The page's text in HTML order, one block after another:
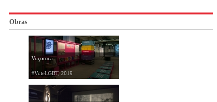
Obras
Voçoroca
#VoteLGBT, 2019